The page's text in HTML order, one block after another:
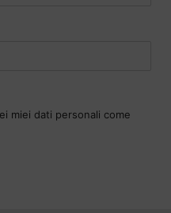
miei dati personali come